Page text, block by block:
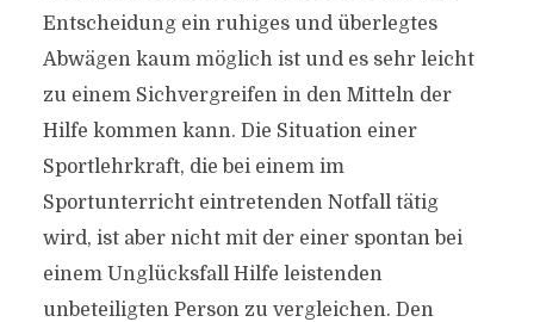
Entscheidung ein ruhiges und überlegtes
Abwägen kaum möglich ist und es sehr leicht
zu einem Sichvergreifen in den Mitteln der
Hilfe kommen kann. Die Situation einer
Sportlehrkraft, die bei einem im
Sportunterricht eintretenden Notfall tätig
wird, ist aber nicht mit der einer spontan bei
einem Unglücksfall Hilfe leistenden
unbeteiligten Person zu vergleichen. Den